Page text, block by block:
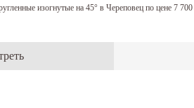
изогнутые на 45° в Череповец по цене 7 700